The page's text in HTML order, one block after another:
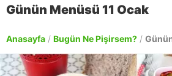
Günün Menüsü 11 Ocak
Anasayfa / Bugün Ne Pişirsem? /